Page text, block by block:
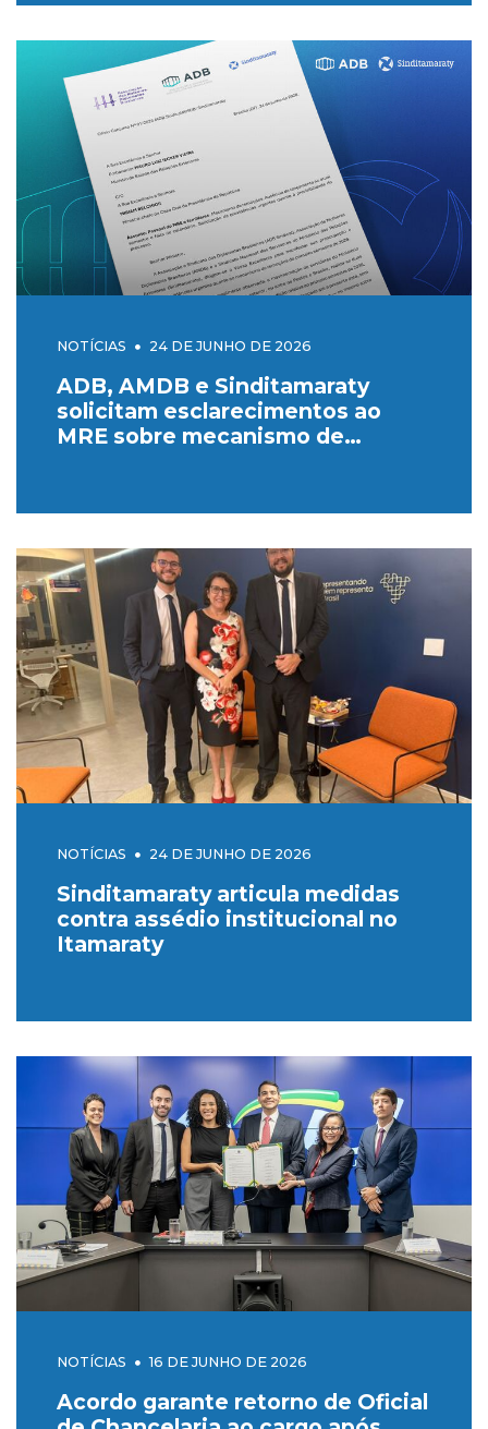
NOTÍCIAS 24 DE JUNHO DE 2026
ADB, AMDB e Sinditamaraty
solicitam esclarecimentos ao
MRE sobre mecanismo de
NOTÍCIAS 24 DE JUNHO DE 2026
Sinditamaraty articula medidas
contra assédio institucional no
Itamaraty
NOTÍCIAS 16 DE JUNHO DE 2026
Acordo garante retorno de Oficial